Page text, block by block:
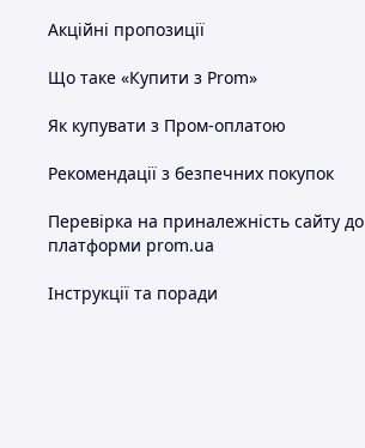
Акційні пропозиції
Що таке «Купити з Prom»
Як купувати з Пром-оплатою
Рекомендації з безпечних покупок
Перевірка на приналежність сайту до
платформи prom.ua
Інструкції та поради